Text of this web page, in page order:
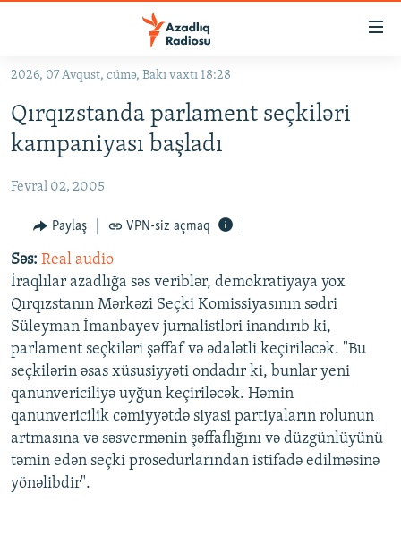
Əsas
qayıt
Əsas
naviqasiyaya
qayıt
#İZAHLA
KORRUPSIOMETR
#ƏSLINDƏ
FƏRQƏ BAX
QANUNI DOĞRU
ARAŞDIRMA
MULTIMEDIA
VIDEO
FOTOQALEREYA
İNFOQRAFIKA
KARIKATURA
RADIO ARXIV
OXU ZALI
AZƏRBAYCAN ƏDƏBIYYATI KITABXANASI
İSLAM VƏ DEMOKRATIYA
İZ - MƏDƏNIYYƏT PROQRAMI
HAQQIMIZDA
MISSIYAMIZ
PEŞƏ ETIKASI VƏ JURNALISTIKA STANDARTLARIMIZ
MATERIALLARIMIZDAN ISTIFADƏ
BIZI IZLƏ
2026, 07 Avqust, cümə, Bakı vaxtı 18:28
Qırqızstanda parlament seçkiləri
kampaniyası başladı
Fevral 02, 2005
Paylaş VPN-siz açmaq
Səs: Real audio
İraqlılar azadlığa səs veriblər, demokratiyaya yox
Qırqızstanın Mərkəzi Seçki Komissiyasının sədri
Süleyman İmanbayev jurnalistləri inandırıb ki,
parlament seçkiləri şəffaf və ədalətli keçiriləcək. "Bu
seçkilərin əsas xüsusiyyəti ondadır ki, bunlar yeni
qanunvericiliyə uyğun keçiriləcək. Həmin
qanunvericilik cəmiyyətdə siyasi partiyaların rolunun
artmasına və səsvermənin şəffaflığını və düzgünlüyünü
təmin edən seçki prosedurlarından istifadə edilməsinə
yönəlibdir".